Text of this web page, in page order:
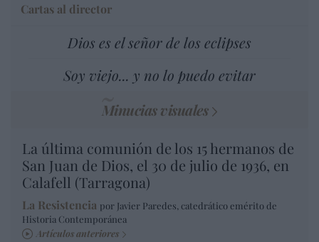
Cartas al director
Dios es el señor de los eclipses
Soy viejo... y no lo puedo evitar
Minucias visuales
La última comunión de los 15 hermanos de
San Juan de Dios, el 30 de julio de 1936, en
Calafell (Tarragona)
La Resistencia por Javier Paredes, catedrático emérito de
Historia Contemporánea
Artículos anteriores